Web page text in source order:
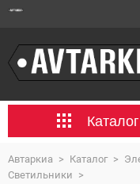
Автаркиа > Каталог >
Светильники >